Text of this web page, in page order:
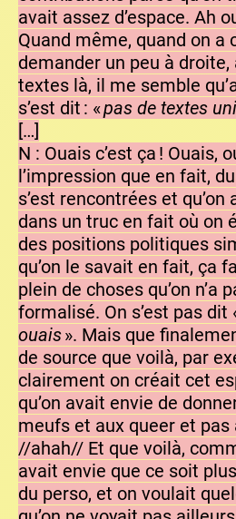
avait assez d’espace. Ah
Quand même, quand on a
demander un peu à droite,
textes là, il me semble
s’est dit : «pas de textes
[…]
N : Ouais c’est ça ! Ouais,
l’impression que en fait,
s’est rencontrées et qu’on
dans un truc en fait où on
des positions politiques
qu’on le savait en fait, ça
plein de choses qu’on n’a
formalisé. On s’est pas dit
ouais». Mais que
de source que voilà, par
clairement on créait cet
qu’on avait envie de
meufs et aux queer et pas
//ahah// Et que voilà,
avait envie que ce soit
du perso, et on voulait